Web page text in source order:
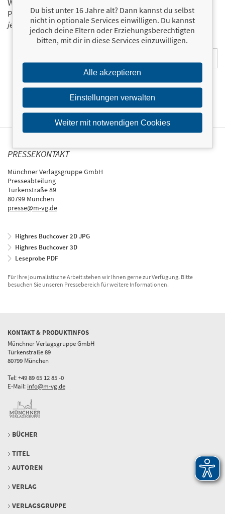
Wir halten Sie per E-Mail auf dem aktuellen Stand über das
Programm der Münchner Verlagsgruppe.Tragen Sie sich
jetzt ein!
E-Mail-Adresse:
PRESSEKONTAKT
Münchner Verlagsgruppe GmbH
Presseabteilung
Türkenstraße 89
80799 München
presse@m-vg.de
Highres Buchcover 2D JPG
Highres Buchcover 3D
Leseprobe PDF
Für Ihre journalistische Arbeit stehen wir Ihnen gerne zur Verfügung. Bitte
besuchen Sie unseren Pressebereich für weitere Informationen.
KONTAKT & PRODUKTINFOS
Münchner Verlagsgruppe GmbH
Türkenstraße 89
80799 München
Tel: +49 89 65 12 85 -0
E-Mail: info@m-vg.de
BÜCHER
TITEL
AUTOREN
VERLAG
VERLAGSGRUPPE
Du bist unter 16 Jahre alt? Dann kannst du selbst
nicht in optionale Services einwilligen. Du kannst
jedoch deine Eltern oder Erziehungsberechtigten
bitten, mit dir in diese Services einzuwilligen.
Alle akzeptieren
Einstellungen verwalten
Weiter mit notwendigen Cookies